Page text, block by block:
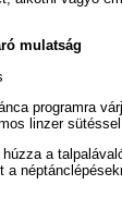
mulatság
programra
linzer
a
a